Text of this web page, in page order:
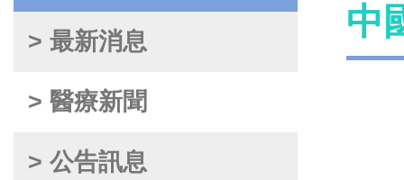
> 最新消息
> 醫療新聞
> 公告訊息
中